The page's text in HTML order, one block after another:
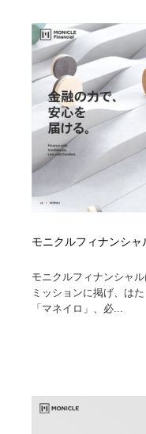
モニクルフィナンシ
モニクルフィナンシャ
ミッションに掲げ、は
「マネイロ」、必...